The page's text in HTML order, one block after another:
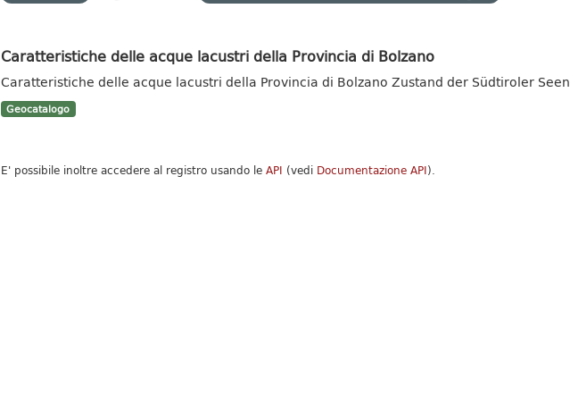
Caratteristiche delle acque lacustri della Provincia di Bolzano
Caratteristiche delle acque lacustri della Provincia di Bolzano Zustand der Südtiroler Seen
Geocatalogo
E' possibile inoltre accedere al registro usando le API (vedi Documentazione API).